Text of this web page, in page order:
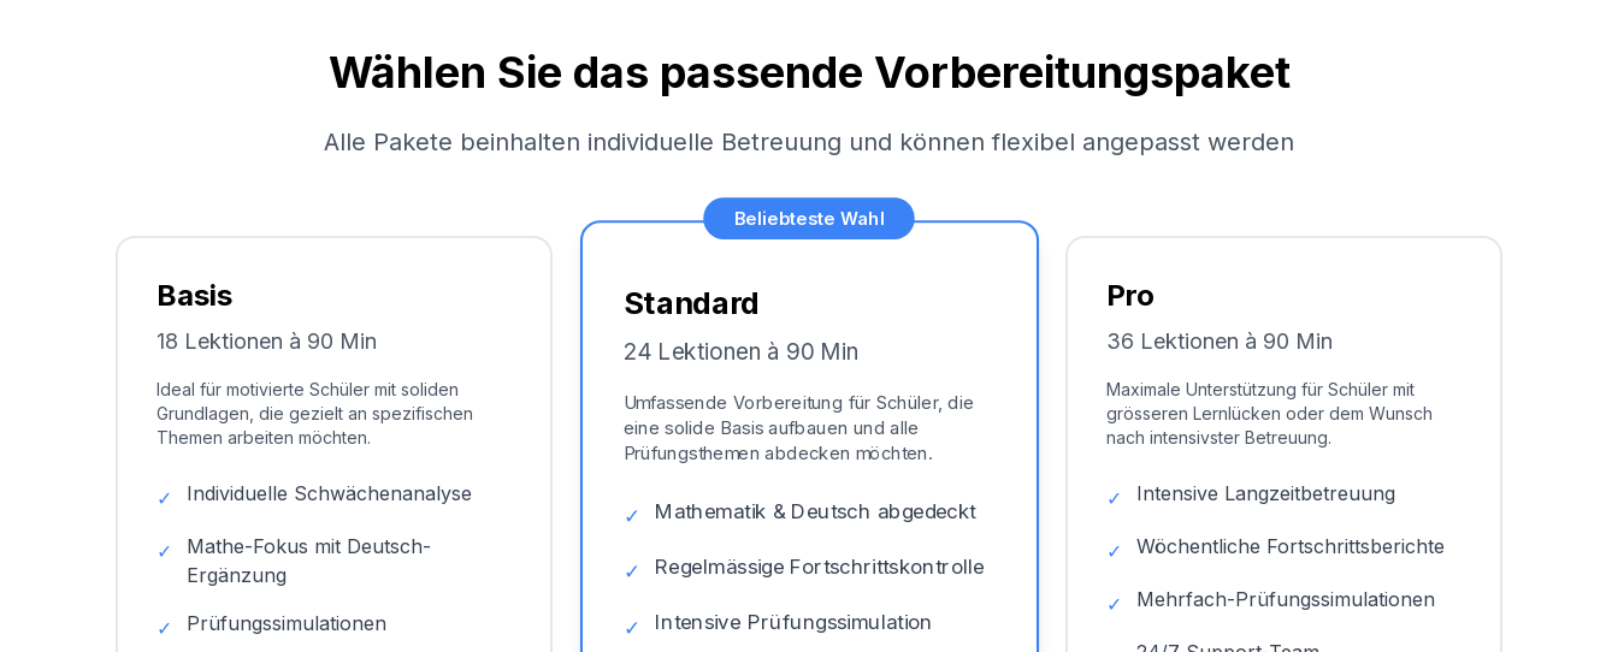
Wählen Sie das passende Vorbereitungspaket
Alle Pakete beinhalten individuelle Betreuung und können flexibel angepasst werden
Basis
18 Lektionen à 90 Min
Ideal für motivierte Schüler mit soliden
Grundlagen, die gezielt an spezifischen
Themen arbeiten möchten.
✓ Individuelle Schwächenanalyse
✓
Mathe-Fokus mit Deutsch-
Ergänzung
✓ Prüfungssimulationen
Beliebteste Wahl
Standard
24 Lektionen à 90 Min
Umfassende Vorbereitung für Schüler, die
eine solide Basis aufbauen und alle
Prüfungsthemen abdecken möchten.
✓ Mathematik & Deutsch abgedeckt
✓ Regelmässige Fortschrittskontrolle
✓ Intensive Prüfungssimulation
Pro
36 Lektionen à 90 Min
Maximale Unterstützung für Schüler mit
grösseren Lernlücken oder dem Wunsch
nach intensivster Betreuung.
✓ Intensive Langzeitbetreuung
✓ Wöchentliche Fortschrittsberichte
✓ Mehrfach-Prüfungssimulationen